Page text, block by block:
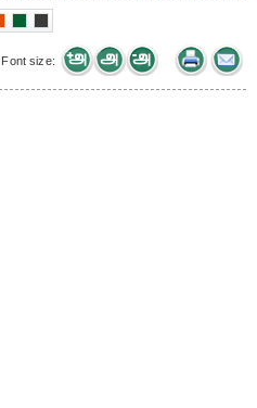
Font size: